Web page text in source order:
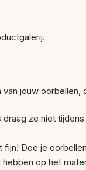
jouw oorbellen,
ze niet
Doe je
op het